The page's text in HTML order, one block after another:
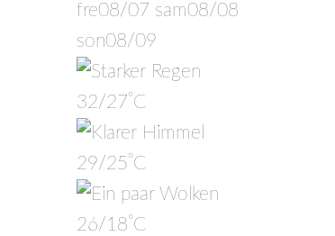
fre08/07 sam08/08
son08/09
32/27°C
29/25°C
26/18°C